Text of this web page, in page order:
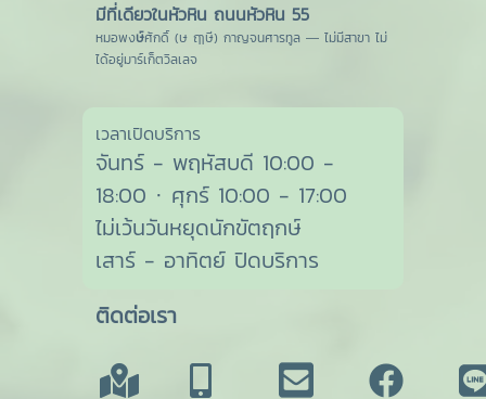
มีที่เดียวในหัวหิน ถนนหัวหิน 55
หมอพงษ์ศักดิ์ (ษ ฤๅษี) กาญจนศารทูล — ไม่มีสาขา ไม่
ได้อยู่มาร์เก็ตวิลเลจ
เวลาเปิดบริการ
จันทร์ - พฤหัสบดี 10:00 -
18:00 · ศุกร์ 10:00 - 17:00
ไม่เว้นวันหยุดนักขัตฤกษ์
เสาร์ - อาทิตย์ ปิดบริการ
ติดต่อเรา